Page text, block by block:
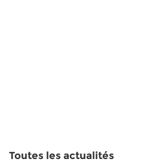
Toutes les actualités